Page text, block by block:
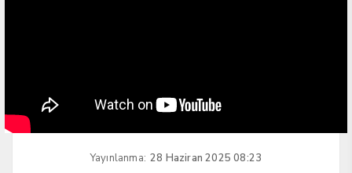
Yayınlanma: 28 Haziran 2025 08:23